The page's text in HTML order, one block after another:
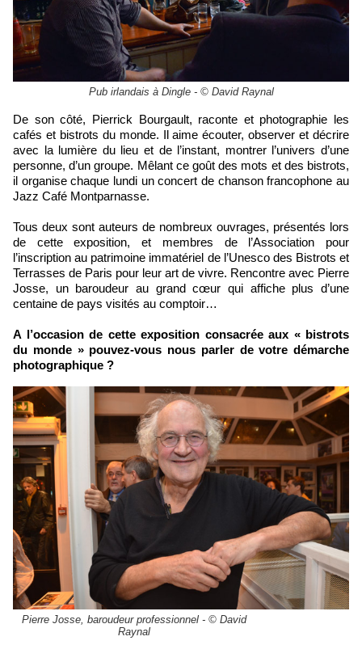
Pub irlandais à Dingle - © David Raynal
De son côté, Pierrick Bourgault, raconte et photographie les
cafés et bistrots du monde. Il aime écouter, observer et décrire
avec la lumière du lieu et de l’instant, montrer l’univers d’une
personne, d’un groupe. Mêlant ce goût des mots et des bistrots,
il organise chaque lundi un concert de chanson francophone au
Jazz Café Montparnasse.
Tous deux sont auteurs de nombreux ouvrages, présentés lors
de cette exposition, et membres de l’Association pour
l’inscription au patrimoine immatériel de l’Unesco des Bistrots et
Terrasses de Paris pour leur art de vivre. Rencontre avec Pierre
Josse, un baroudeur au grand cœur qui affiche plus d’une
centaine de pays visités au comptoir…
A l’occasion de cette exposition consacrée aux « bistrots
du monde » pouvez-vous nous parler de votre démarche
photographique ?
Pierre Josse, baroudeur professionnel - © David
Raynal